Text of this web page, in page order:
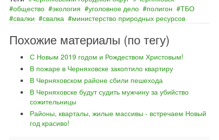
общество
экология уголовное дело полигон
ТБО
свалки
свалка министерство природных ресурсов
Похожие материалы (по тегу)
С Новым 2019 годом и Рождеством Христовым!
В пожаре в Черняховске закоптило квартиру
В Черняховском районе сбили пешехода
В Черняховске будут судить мужчину за убийство
сожительницы
Районы, кварталы, жилые массивы - встречаем Новый
год красиво!